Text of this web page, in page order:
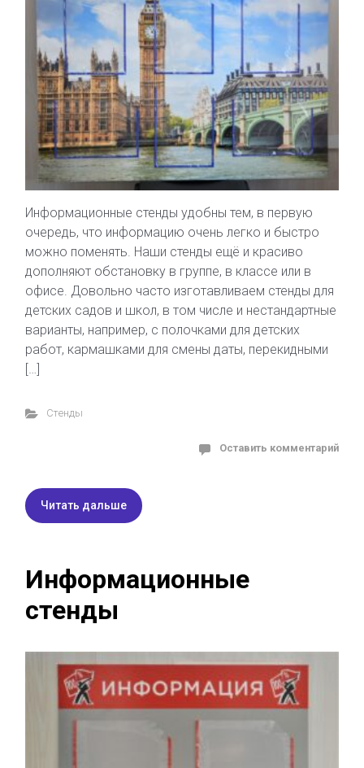
Информационные стенды удобны тем, в первую
очередь, что информацию очень легко и быстро
можно поменять. Наши стенды ещё и красиво
дополняют обстановку в группе, в классе или в
офисе. Довольно часто изготавливаем стенды для
детских садов и школ, в том числе и нестандартные
варианты, например, с полочками для детских
работ, кармашками для смены даты, перекидными
[…]
Стенды
Оставить комментарий
Читать дальше
Информационные
стенды